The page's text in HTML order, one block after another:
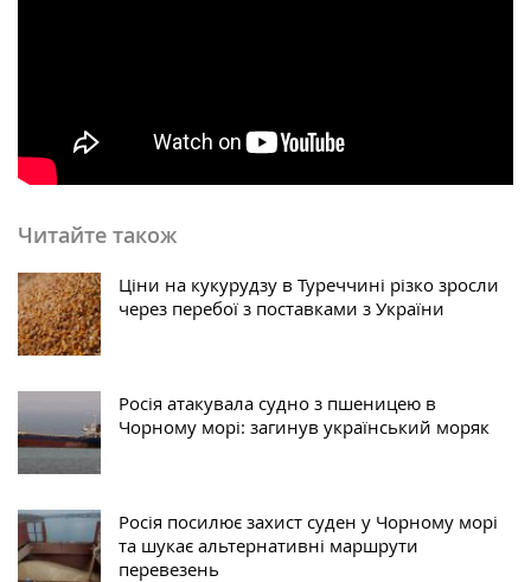
Читайте також
Ціни на кукурудзу в Туреччині різко зросли
через перебої з поставками з України
Росія атакувала судно з пшеницею в
Чорному морі: загинув український моряк
Росія посилює захист суден у Чорному морі
та шукає альтернативні маршрути
перевезень